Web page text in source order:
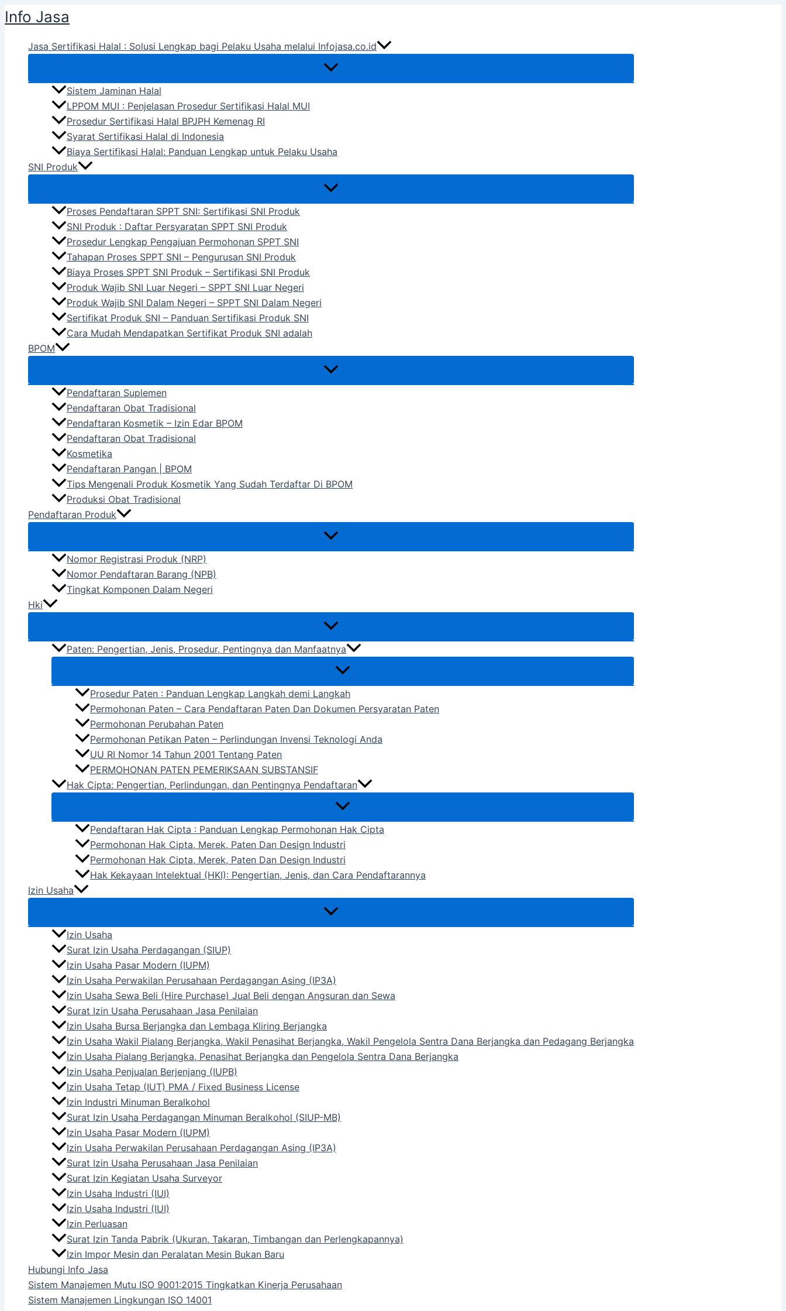
Skip
to
content
Info Jasa
Jasa Sertifikasi Halal : Solusi Lengkap bagi Pelaku Usaha melalui Infojasa.co.id
Sistem Jaminan Halal
LPPOM MUI : Penjelasan Prosedur Sertifikasi Halal MUI
Prosedur Sertifikasi Halal BPJPH Kemenag RI
Syarat Sertifikasi Halal di Indonesia
Biaya Sertifikasi Halal: Panduan Lengkap untuk Pelaku Usaha
SNI Produk
Proses Pendaftaran SPPT SNI: Sertifikasi SNI Produk
SNI Produk : Daftar Persyaratan SPPT SNI Produk
Prosedur Lengkap Pengajuan Permohonan SPPT SNI
Tahapan Proses SPPT SNI – Pengurusan SNI Produk
Biaya Proses SPPT SNI Produk – Sertifikasi SNI Produk
Produk Wajib SNI Luar Negeri – SPPT SNI Luar Negeri
Produk Wajib SNI Dalam Negeri – SPPT SNI Dalam Negeri
Sertifikat Produk SNI – Panduan Sertifikasi Produk SNI
Cara Mudah Mendapatkan Sertifikat Produk SNI adalah
BPOM
Pendaftaran Suplemen
Pendaftaran Obat Tradisional
Pendaftaran Kosmetik – Izin Edar BPOM
Pendaftaran Obat Tradisional
Kosmetika
Pendaftaran Pangan | BPOM
Tips Mengenali Produk Kosmetik Yang Sudah Terdaftar Di BPOM
Produksi Obat Tradisional
Pendaftaran Produk
Nomor Registrasi Produk (NRP)
Nomor Pendaftaran Barang (NPB)
Tingkat Komponen Dalam Negeri
Hki
Paten: Pengertian, Jenis, Prosedur, Pentingnya dan Manfaatnya
Prosedur Paten : Panduan Lengkap Langkah demi Langkah
Permohonan Paten – Cara Pendaftaran Paten Dan Dokumen Persyaratan Paten
Permohonan Perubahan Paten
Permohonan Petikan Paten – Perlindungan Invensi Teknologi Anda
UU RI Nomor 14 Tahun 2001 Tentang Paten
PERMOHONAN PATEN PEMERIKSAAN SUBSTANSIF
Hak Cipta: Pengertian, Perlindungan, dan Pentingnya Pendaftaran
Pendaftaran Hak Cipta : Panduan Lengkap Permohonan Hak Cipta
Permohonan Hak Cipta, Merek, Paten Dan Design Industri
Permohonan Hak Cipta, Merek, Paten Dan Design Industri
Hak Kekayaan Intelektual (HKI): Pengertian, Jenis, dan Cara Pendaftarannya
Izin Usaha
Izin Usaha
Surat Izin Usaha Perdagangan (SIUP)
Izin Usaha Pasar Modern (IUPM)
Izin Usaha Perwakilan Perusahaan Perdagangan Asing (IP3A)
Izin Usaha Sewa Beli (Hire Purchase) Jual Beli dengan Angsuran dan Sewa
Surat Izin Usaha Perusahaan Jasa Penilaian
Izin Usaha Bursa Berjangka dan Lembaga Kliring Berjangka
Izin Usaha Wakil Pialang Berjangka, Wakil Penasihat Berjangka, Wakil Pengelola Sentra Dana Berjangka dan Pedagang Berjangka
Izin Usaha Pialang Berjangka, Penasihat Berjangka dan Pengelola Sentra Dana Berjangka
Izin Usaha Penjualan Berjenjang (IUPB)
Izin Usaha Tetap (IUT) PMA / Fixed Business License
Izin Industri Minuman Beralkohol
Surat Izin Usaha Perdagangan Minuman Beralkohol (SIUP-MB)
Izin Usaha Pasar Modern (IUPM)
Izin Usaha Perwakilan Perusahaan Perdagangan Asing (IP3A)
Surat Izin Usaha Perusahaan Jasa Penilaian
Surat Izin Kegiatan Usaha Surveyor
Izin Usaha Industri (IUI)
Izin Usaha Industri (IUI)
Izin Perluasan
Surat Izin Tanda Pabrik (Ukuran, Takaran, Timbangan dan Perlengkapannya)
Izin Impor Mesin dan Peralatan Mesin Bukan Baru
Hubungi Info Jasa
Sistem Manajemen Mutu ISO 9001:2015 Tingkatkan Kinerja Perusahaan
Sistem Manajemen Lingkungan ISO 14001